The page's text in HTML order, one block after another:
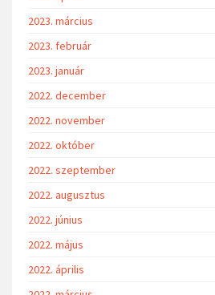
2023. március
2023. február
2023. január
2022. december
2022. november
2022. október
2022. szeptember
2022. augusztus
2022. június
2022. május
2022. április